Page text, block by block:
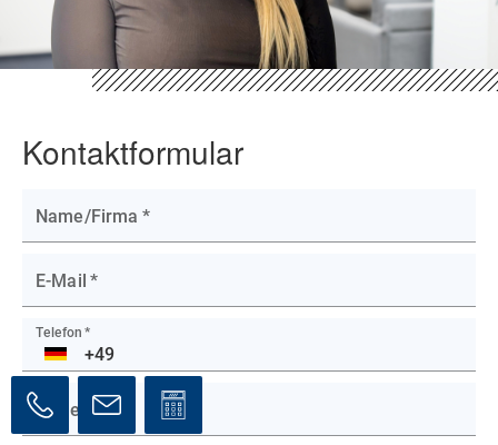
Kontaktformular
Name/Firma *
E-Mail *
Telefon *
DE
Betreff